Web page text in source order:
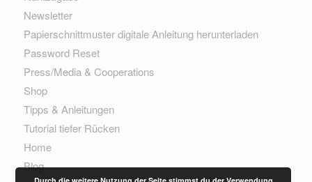
Newsletter
Papierschnittmuster digitale Anleitung herunterladen
Password Reset
Press/Media & Cooperations
Shop
Tipps & Anleitungen
Tutorial tiefer Rücken
Home
Blog